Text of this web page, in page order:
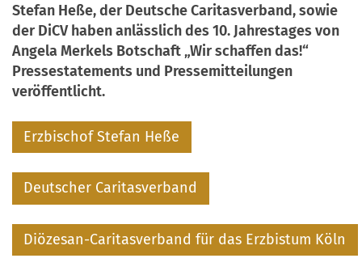
Stefan Heße, der Deutsche Caritasverband, sowie
der DiCV haben anlässlich des 10. Jahrestages von
Angela Merkels Botschaft „Wir schaffen das!“
Pressestatements und Pressemitteilungen
veröffentlicht.
Erzbischof Stefan Heße
Deutscher Caritasverband
Diözesan-Caritasverband für das Erzbistum Köln